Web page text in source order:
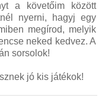
a követőim között
nyerni, hagyj egy
megírod, melyik
neked kedvez. A
sorsolok!
jó kis játékok!